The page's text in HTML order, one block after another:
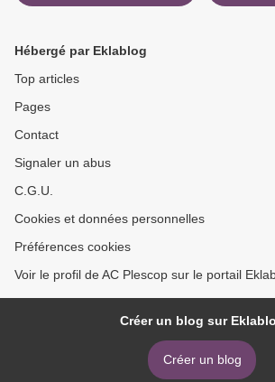
Hébergé par Eklablog
Top articles
Pages
Contact
Signaler un abus
C.G.U.
Cookies et données personnelles
Préférences cookies
Voir le profil de AC Plescop sur le portail
Créer un blog sur
Créer un blog